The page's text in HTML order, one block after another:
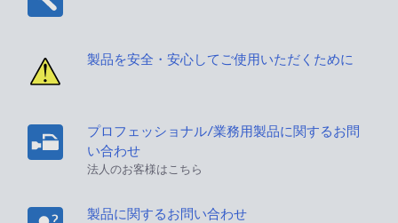
製品を安全・安心してご使用いただくために
プロフェッショナル/業務用製品に関するお問
い合わせ
法人のお客様はこちら
製品に関するお問い合わせ